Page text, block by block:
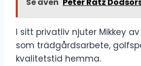
I sitt privatliv njuter Mikkey
som trädgårdsarbete,
kvalitetstid hemma.